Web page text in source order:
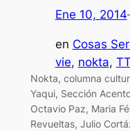
Ene 10, 2014
en Cosas
vie, nokta,
Nokta, columna
Yaqui, Sección
Octavio Paz, Maria
Revueltas, Julio